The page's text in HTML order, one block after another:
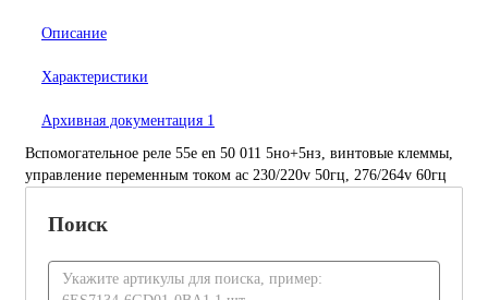
Описание
Характеристики
Архивная документация 1
Вспомогательное реле 55e en 50 011 5но+5нз, винтовые клеммы,
управление переменным током ac 230/220v 50гц, 276/264v 60гц
Поиск